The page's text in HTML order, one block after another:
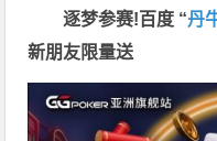
逐梦参赛!百度 “丹
新朋友限量送